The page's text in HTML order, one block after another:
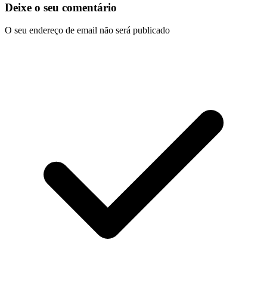
Deixe o seu comentário
O seu endereço de email não será publicado